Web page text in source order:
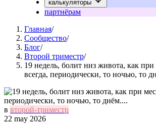
калькуляторы
партнёрам
Главная/
Сообщество/
Блог/
Второй триместр/
19 недель, болит низ живота, как
всегда, периодически, то ночью, то
в второй-триместр
22 may 2026